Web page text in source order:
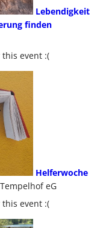
Lebendigkeit
finden
event :(
Helferwoche
eG
event :(